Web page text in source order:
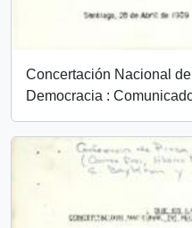
Concertación Nacional
Democracia :